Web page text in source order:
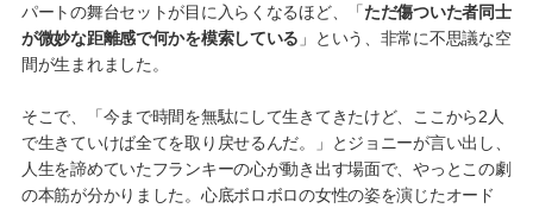
パートの舞台セットが目に入らくなるほど、「ただ傷ついた者同士
が微妙な距離感で何かを模索している 」という、非常に不思議な空
間が生まれました。
そこで、「今まで時間を無駄にして生きてきたけど、ここから2人
で生きていけば全てを取り戻せるんだ。」とジョニーが言い出し、
人生を諦めていたフランキーの心が動き出す場面で、やっとこの劇
の本筋が分かりました。心底ボロボロの女性の姿を演じたオード